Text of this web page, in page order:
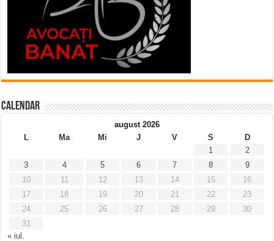
Calendar
august 2026
L
Ma Mi J V S
D
1
2
3
4 5 6 7 8
9
10
11 12 13 14 15
16
17
18 19 20 21 22
23
24
25 26 27 28 29
30
31
« iul.